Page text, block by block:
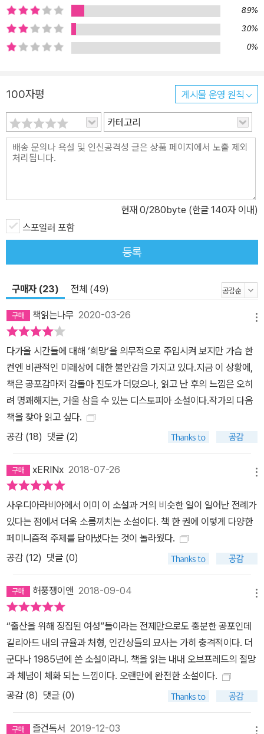
8.9%
3.0%
0%
100자평 게시물 운영 원칙
카테고리
현재 0/280byte (한글 140자 이내)
스포일러 포함
등록
구매자 (23) 전체 (49)
책읽는나무 2020-03-26
다가올 시간들에 대해 ‘희망‘을 의무적으로 주입시켜 보지만 가슴 한
켠엔 비관적인 미래상에 대한 불안감을 가지고 있다.지금 이 상황에,
책은 공포감마저 감돌아 진도가 더뎠으나, 읽고 난 후의 느낌은 오히
려 명쾌해지는, 거울 삼을 수 있는 디스토피아 소설이다.작가의 다음
책을 찾아 읽고 싶다.
공감 (18) 댓글 (2)
xERINx 2018-07-26
사우디아라비아에서 이미 이 소설과 거의 비슷한 일이 일어난 전례가
있다는 점에서 더욱 소름끼치는 소설이다. 책 한 권에 이렇게 다양한
페미니즘적 주제를 담아냈다는 것이 놀라웠다.
공감 (12) 댓글 (0)
허풍쟁이앤 2018-09-04
“출산을 위해 징집된 여성”들이라는 전제만으로도 충분한 공포인데
길리아드 내의 규율과 처형, 인간상들의 묘사는 가히 충격적이다. 더
군다나 1985년에 쓴 소설이라니. 책을 읽는 내내 오브프레드의 절망
과 체념이 체화 되는 느낌이다. 오랜만에 완전한 소설이다.
공감 (8) 댓글 (0)
즐건독서 2019-12-03